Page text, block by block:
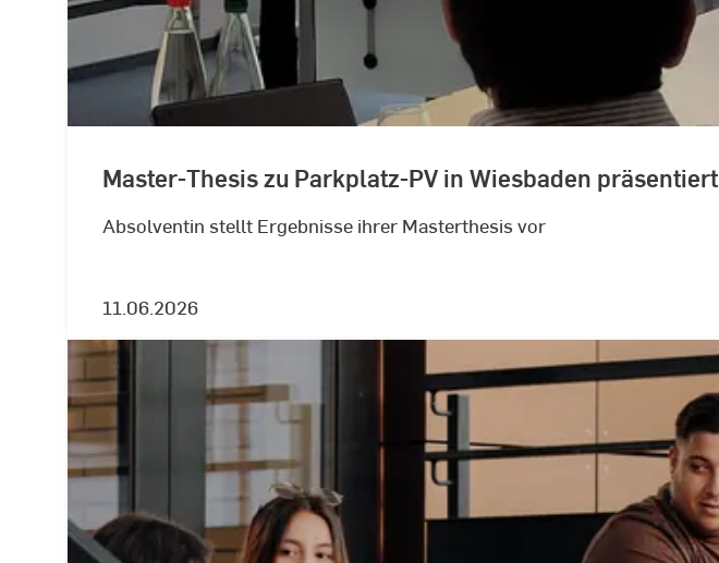
Master-Thesis zu Parkplatz-PV in Wiesbaden präsentiert
Absolventin stellt Ergebnisse ihrer Masterthesis vor
11.06.2026